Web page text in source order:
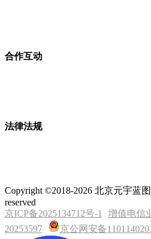
合作互动
法律法规
Copyright ©2018-2026 北京元宇蓝
reserved
京ICP备2025134712号-1
增值电信
20253597
京公网安备